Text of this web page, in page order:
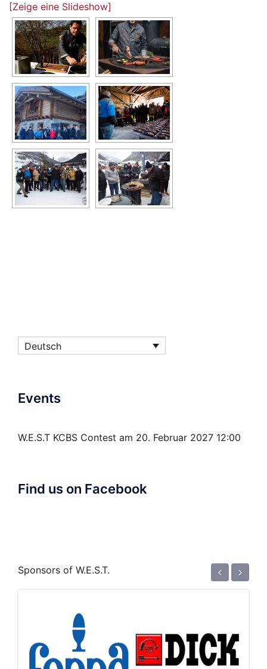
[Zeige eine Slideshow]
Deutsch
Events
W.E.S.T KCBS Contest am 20. Februar 2027 12:00
Find us on Facebook
Sponsors of W.E.S.T. ‹ ›